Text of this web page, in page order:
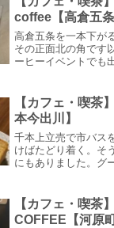
coffee【高倉五条
高倉五条を一本下が
その正面北の角です
ーヒーイベントでも
もゆっくりできます
モチーフにした雑貨
【カフェ・喫茶
本今出川】
千本上立売で市バス
けばたどり着く。そ
にもありました。グ
地勘のない方はもう
でしょうかこの道を
【カフェ・喫茶
COFFEE【河原